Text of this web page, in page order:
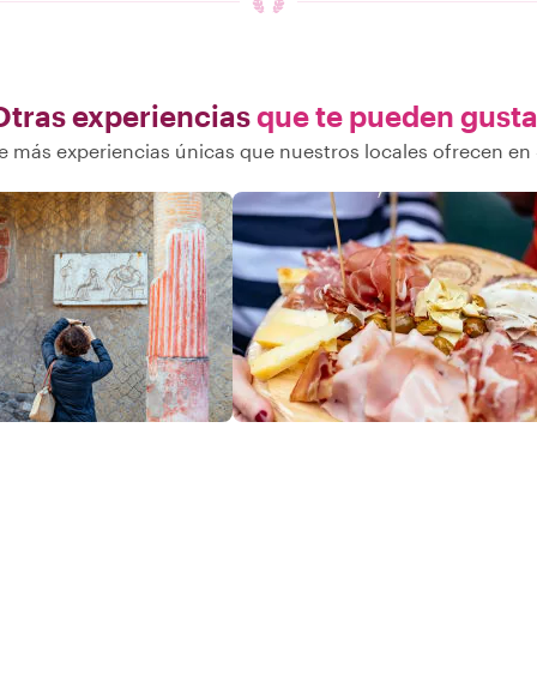
experienciasque te pueden
más experiencias únicas que nuestros locales ofrecen